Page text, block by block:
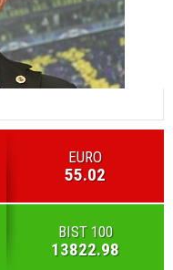
EURO
55.02
BIST 100
13822.98